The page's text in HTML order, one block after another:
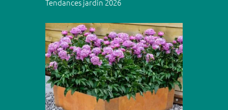
Tendances jardin 2026